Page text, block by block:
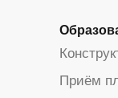
Приём